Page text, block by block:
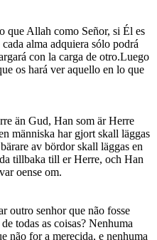
que Allah como Señor, si Él es
alma adquiera sólo podrá
con la carga de otro.Luego
os hará ver aquello en lo que
än Gud, Han som är Herre
människa har gjort skall läggas
av bördor skall läggas en
tillbaka till er Herre, och Han
oense om.
outro senhor que não fosse
todas as coisas? Nenhuma
não for a merecida, e nenhuma